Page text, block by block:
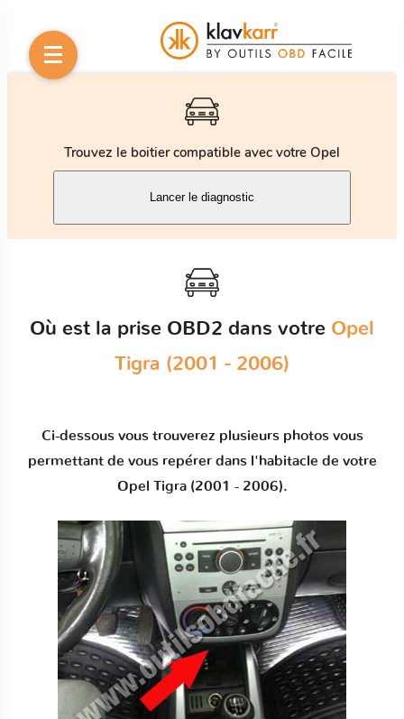
Trouvez le boitier compatible avec votre Opel
Lancer le diagnostic
Où est la prise OBD2 dans votre Opel
Tigra (2001 - 2006)
Ci-dessous vous trouverez plusieurs photos vous
permettant de vous repérer dans l'habitacle de votre
Opel Tigra (2001 - 2006).